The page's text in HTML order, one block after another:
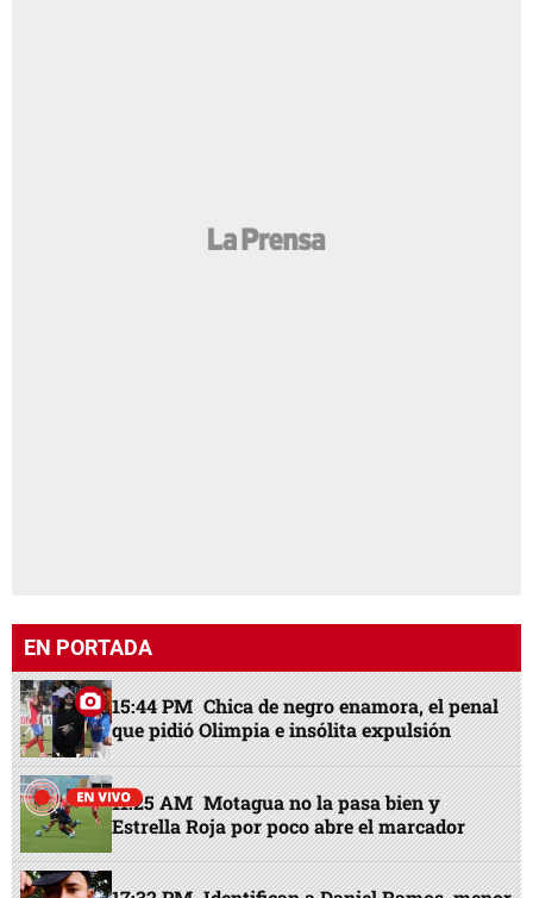
EN PORTADA
15:44 PM Chica de negro enamora, el penal
que pidió Olimpia e insólita expulsión
11:25 AM Motagua no la pasa bien y
Estrella Roja por poco abre el marcador